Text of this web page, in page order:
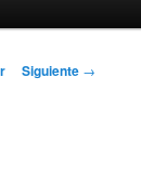
Siguiente →